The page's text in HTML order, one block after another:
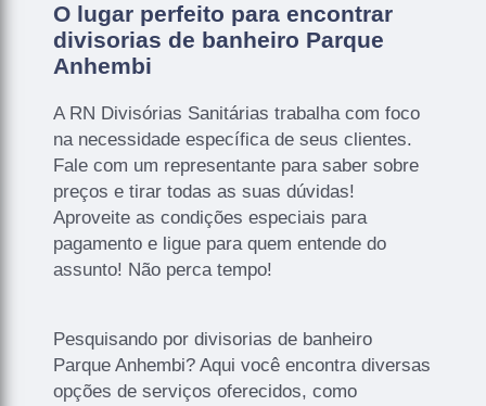
O lugar perfeito para encontrar
divisorias de banheiro Parque
Anhembi
A RN Divisórias Sanitárias trabalha com foco
na necessidade específica de seus clientes.
Fale com um representante para saber sobre
preços e tirar todas as suas dúvidas!
Aproveite as condições especiais para
pagamento e ligue para quem entende do
assunto! Não perca tempo!
Pesquisando por divisorias de banheiro
Parque Anhembi? Aqui você encontra diversas
opções de serviços oferecidos, como